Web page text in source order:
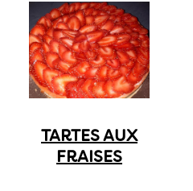
TARTES AUX
FRAISES